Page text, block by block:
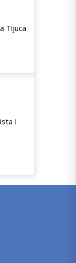
Tijuca
I